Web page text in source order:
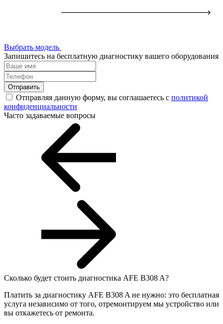
Выбрать модель
Запишитесь на бесплатную диагностику вашего оборудования
Отправить
Отправляя данную форму, вы соглашаетесь с политикой
конфиденциальности
Часто задаваемые вопросы
Сколько будет стоить диагностика AFE B308 A?
Платить за диагностику AFE B308 A не нужно: это бесплатная
услуга независимо от того, отремонтируем мы устройство или
вы откажетесь от ремонта.